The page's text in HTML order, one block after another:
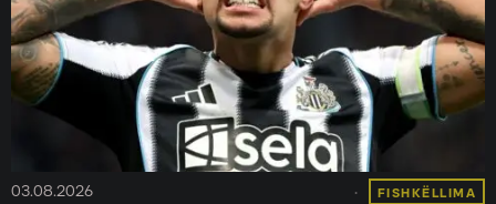
03.08.2026 FISHKËLLIMA